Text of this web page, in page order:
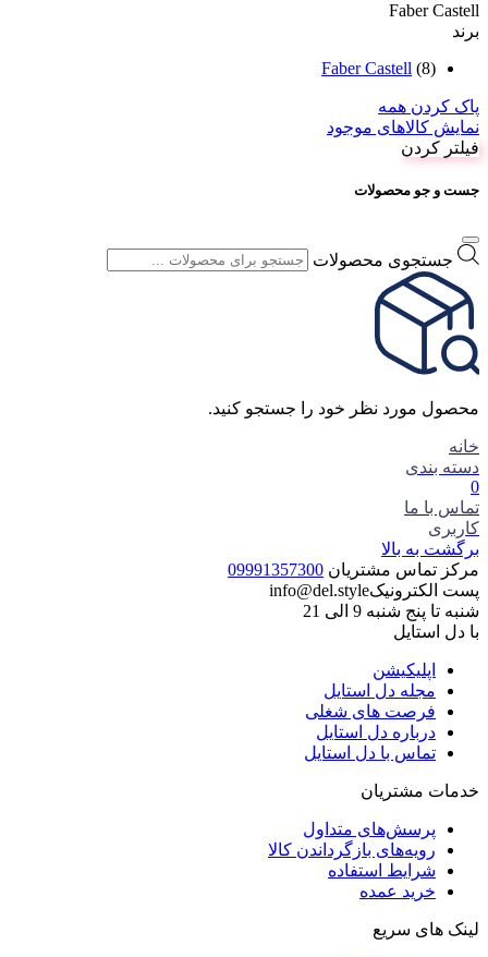
Faber Castell
برند
Faber Castell (8)
پاک کردن همه
نمایش کالاهای موجود
فیلتر کردن
جست و جو محصولات
جستجوی محصولات
محصول مورد نظر خود را جستجو کنید.
خانه
دسته بندی
0
تماس با ما
کاربری
برگشت به بالا
مرکز تماس مشتریان 09991357300
پست الکترونیکinfo@del.style
شنبه تا پنج شنبه 9 الی 21
با دل استایل
اپلیکیشن
مجله دل استایل
فرصت های شغلی
درباره دل استایل
تماس با دل استایل
خدمات مشتریان
پرسش‌های متداول
رویه‌های بازگرداندن کالا
شرایط استفاده
خرید عمده
لینک های سریع